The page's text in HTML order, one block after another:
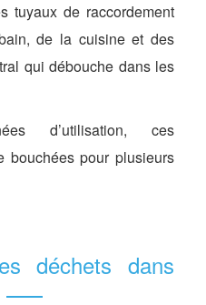
tuyaux de raccordement
de la cuisine et des
qui débouche dans les
d’utilisation, ces
bouchées pour plusieurs
déchets dans